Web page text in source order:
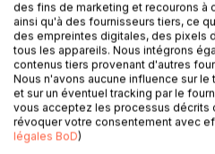
créatures aussi mignonnes
douloureux mystères de
Quant à Victor, l'énigmatique
besoin d'un bricoleur comme
poney-club au bord de la
montrait pas si lunatique et
surmonter ses sempiternelles
des fins de marketing et recourons à
ainsi qu'à des fournisseurs tiers, ce
des empreintes digitales, des pixels
tous les appareils. Nous intégrons
contenus tiers provenant d'autres
Nous n'avons aucune influence sur
et sur un éventuel tracking par le
vous acceptez les processus décrits
révoquer votre consentement avec
légales BoD)